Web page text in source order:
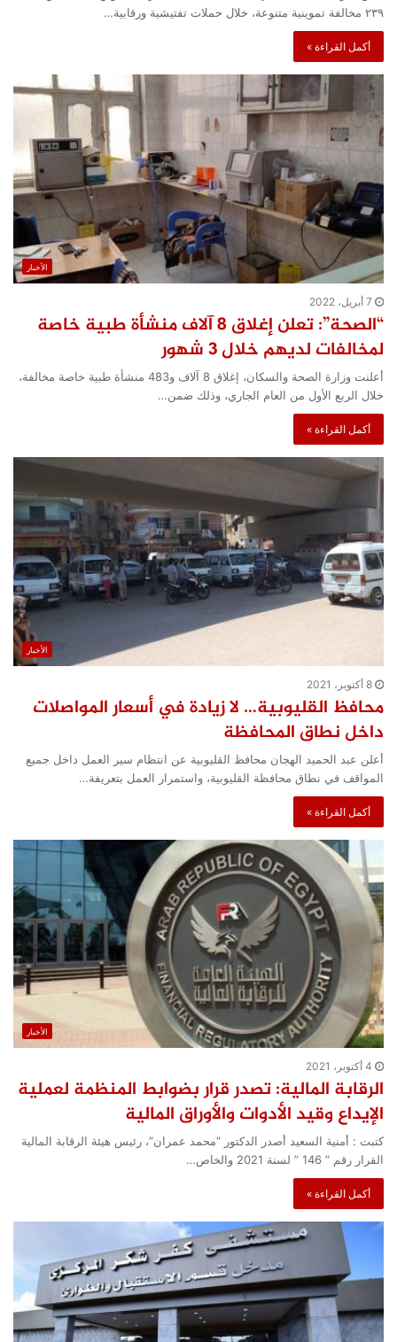
٢٣٩ مخالفة تموينية متنوعة، خلال حملات تفتيشية ورقابية…
أكمل القراءة »
الأخبار
7 أبريل، 2022
“الصحة”: تعلن إغلاق 8 آلاف منشأة طبية خاصة
لمخالفات لديهم خلال 3 شهور
أعلنت وزارة الصحة والسكان، إغلاق 8 آلاف و483 منشأة طبية خاصة مخالفة،
خلال الربع الأول من العام الجاري، وذلك ضمن…
أكمل القراءة »
الأخبار
8 أكتوبر، 2021
محافظ القليوبية… لا زيادة في أسعار المواصلات
داخل نطاق المحافظة
أعلن عبد الحميد الهجان محافظ القليوبية عن انتظام سير العمل داخل جميع
المواقف في نطاق محافظة القليوبية، واستمرار العمل بتعريفة…
أكمل القراءة »
الأخبار
4 أكتوبر، 2021
الرقابة المالية: تصدر قرار بضوابط المنظمة لعملية
الإيداع وقيد الأدوات والأوراق المالية
كتبت : أمنية السعيد أصدر الدكتور “محمد عمران”، رئيس هيئة الرقابة المالية
القرار رقم ” 146 ” لسنة 2021 والخاص…
أكمل القراءة »